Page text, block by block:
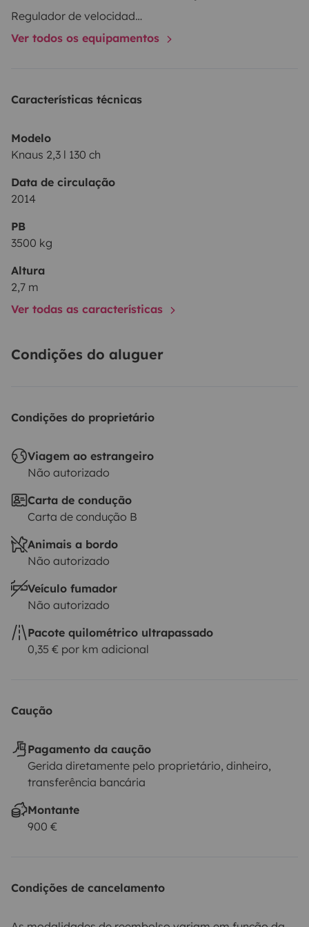
Regulador de velocidade / Cruise Control
Ver todos os equipamentos
Características técnicas
Modelo
Knaus 2,3 l 130 ch
Data de circulação
2014
PB
3500 kg
Altura
2,7 m
Ver todas as características
Condições do aluguer
Condições do proprietário
Viagem ao estrangeiro
Não autorizado
Carta de condução
Carta de condução B
Animais a bordo
Não autorizado
Veículo fumador
Não autorizado
Pacote quilométrico ultrapassado
0,35 € por km adicional
Caução
Pagamento da caução
Gerida diretamente pelo proprietário, dinheiro,
transferência bancária
Montante
900 €
Condições de cancelamento